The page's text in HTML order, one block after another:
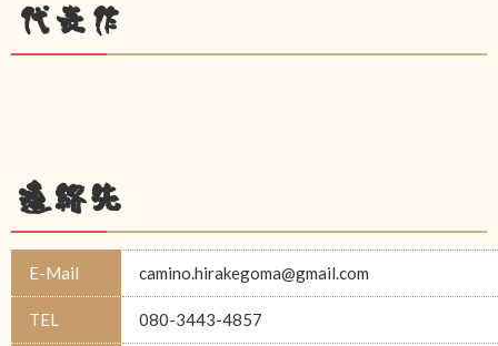
代表作
連絡先
E-Mail camino.hirakegoma@gmail.com
TEL 080-3443-4857